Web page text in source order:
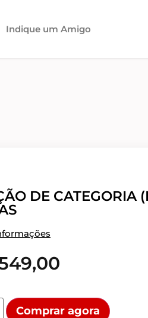
Indique um Amigo
DE CATEGORIA
Comprar agora